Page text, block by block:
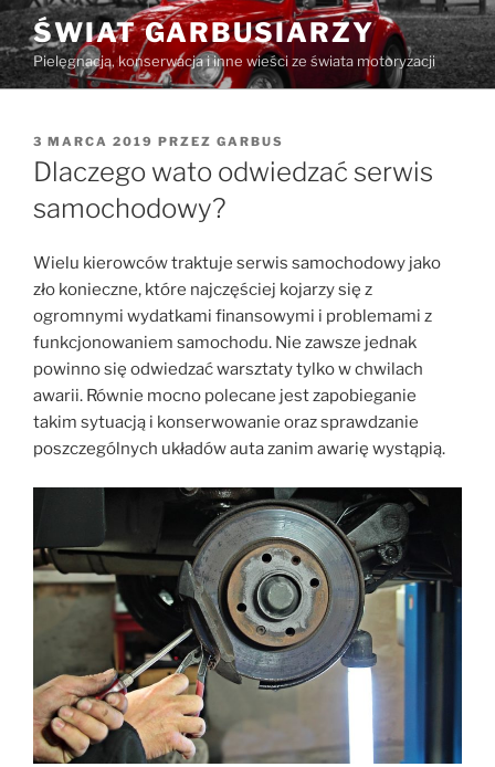
Przejdź
do
treści
ŚWIAT GARBUSIARZY
Pielęgnacja, konserwacja i inne wieści ze świata motoryzacji
OPUBLIKOWANE
W
3 MARCA 2019 PRZEZ GARBUS
Dlaczego wato odwiedzać serwis
samochodowy?
Wielu kierowców traktuje serwis samochodowy jako
zło konieczne, które najczęściej kojarzy się z
ogromnymi wydatkami finansowymi i problemami z
funkcjonowaniem samochodu. Nie zawsze jednak
powinno się odwiedzać warsztaty tylko w chwilach
awarii. Równie mocno polecane jest zapobieganie
takim sytuacją i konserwowanie oraz sprawdzanie
poszczególnych układów auta zanim awarię wystąpią.